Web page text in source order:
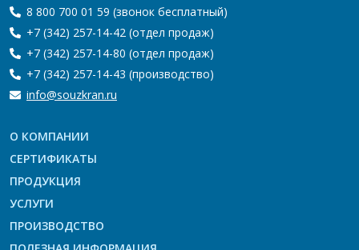
8 800 700 01 59 (звонок бесплатный)
+7 (342) 257-14-42 (отдел продаж)
+7 (342) 257-14-80 (отдел продаж)
+7 (342) 257-14-43 (производство)
info@souzkran.ru
О КОМПАНИИ
СЕРТИФИКАТЫ
ПРОДУКЦИЯ
УСЛУГИ
ПРОИЗВОДСТВО